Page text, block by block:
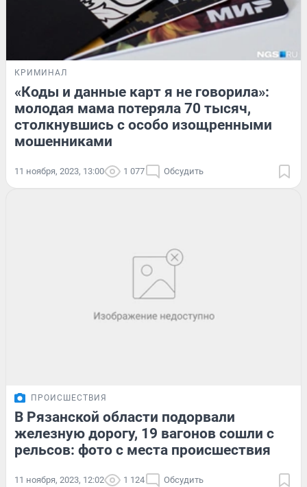
КРИМИНАЛ
«Коды и данные карт я не говорила»:
молодая мама потеряла 70 тысяч,
столкнувшись с особо изощренными
мошенниками
11 ноября, 2023, 13:00 1 077 Обсудить
ПРОИСШЕСТВИЯ
В Рязанской области подорвали
железную дорогу, 19 вагонов сошли с
рельсов: фото с места происшествия
11 ноября, 2023, 12:02 1 124 Обсудить